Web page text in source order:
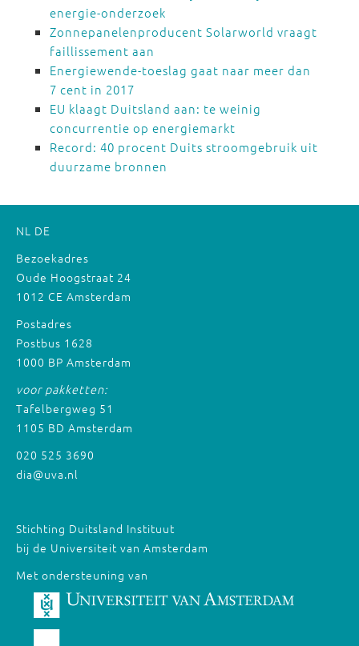
energie-onderzoek
Zonnepanelenproducent Solarworld vraagt
faillissement aan
Energiewende-toeslag gaat naar meer dan
7 cent in 2017
EU klaagt Duitsland aan: te weinig
concurrentie op energiemarkt
Record: 40 procent Duits stroomgebruik uit
duurzame bronnen
NL DE
Bezoekadres
Oude Hoogstraat 24
1012 CE Amsterdam
Postadres
Postbus 1628
1000 BP Amsterdam
voor pakketten:
Tafelbergweg 51
1105 BD Amsterdam
020 525 3690
dia@uva.nl
Stichting Duitsland Instituut
bij de Universiteit van Amsterdam
Met ondersteuning van